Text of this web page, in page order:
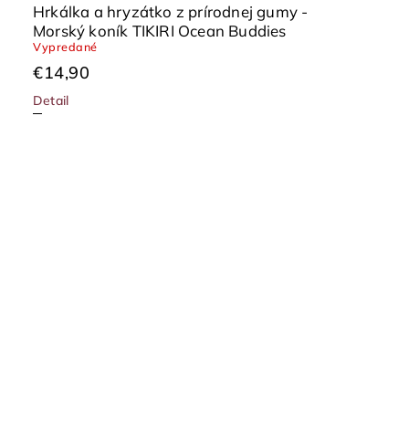
Hrkálka a hryzátko z prírodnej gumy -
Morský koník TIKIRI Ocean Buddies
Vypredané
€14,90
Detail